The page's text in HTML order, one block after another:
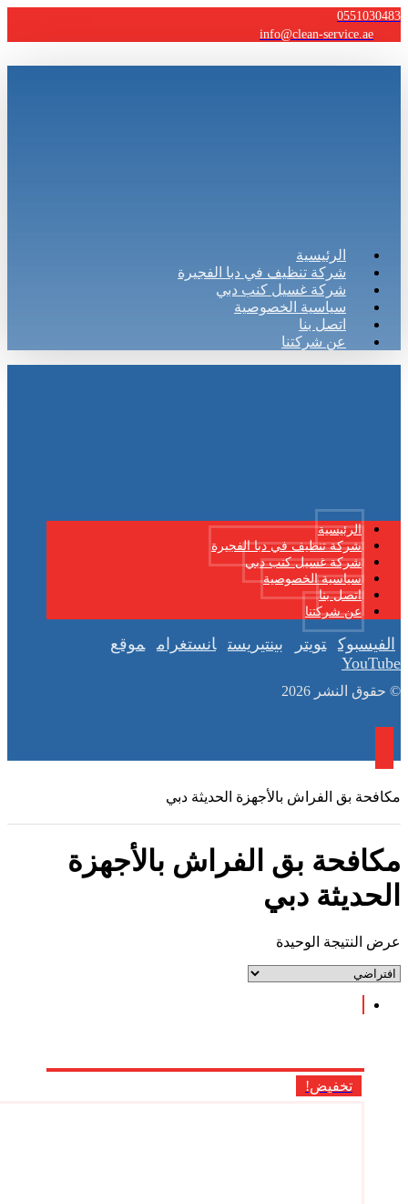
0551030483
info@clean-service.ae
الرئيسية
شركة تنظيف في دبا الفجيرة
شركة غسيل كنب دبي
سياسية الخصوصية
اتصل بنا
عن شركتنا
الرئيسية
شركة تنظيف في دبا الفجيرة
شركة غسيل كنب دبي
سياسية الخصوصية
اتصل بنا
عن شركتنا
الفيسبوك تويتر بينتيريست انستغرام
موقع
YouTube
© حقوق النشر 2026
مكافحة بق الفراش بالأجهزة الحديثة دبي
مكافحة بق الفراش بالأجهزة
الحديثة دبي
عرض النتيجة الوحيدة
تخفيض!